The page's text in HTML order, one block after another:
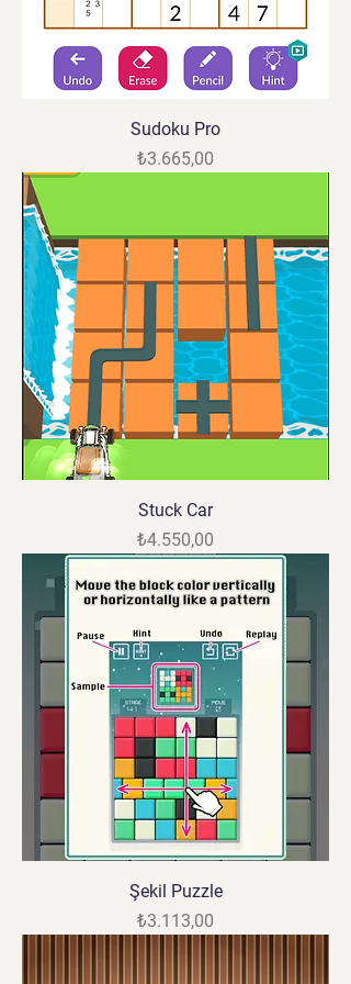
Sudoku Pro
Fiyat
₺3.665,00
Stuck Car
Fiyat
₺4.550,00
Şekil Puzzle
Fiyat
₺3.113,00